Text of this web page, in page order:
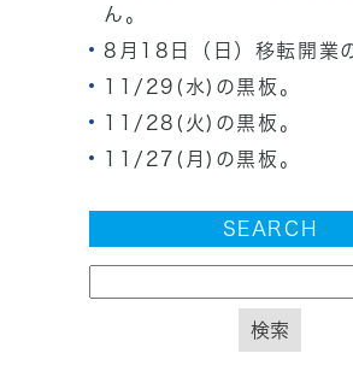
ん。
8月18日（日）移転開業
11/29(水)の黒板。
11/28(火)の黒板。
11/27(月)の黒板。
SEARCH